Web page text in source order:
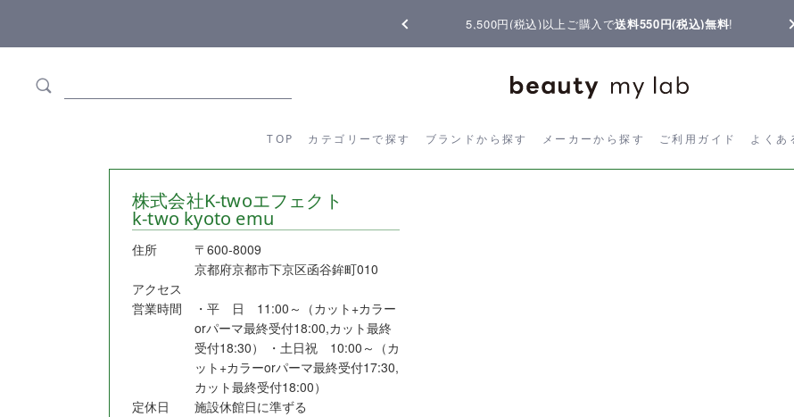
5,500円(税込)以上ご購入で送料550円(税込)無料!
TOP カテゴリーで探す ブランドから探す メーカーから探す ご利用ガイド よくあ
カテゴリーから探す ブランドから探す メーカーから探す ご利用ガイド
株式会社K-twoエフェクト
k-two kyoto emu
住所
〒600-8009
京都府京都市下京区函谷鉾町010
アクセス
営業時間
・平 日 11:00～（カット+カラー
orパーマ最終受付18:00,カット最終
受付18:30） ・土日祝 10:00～（カ
ット+カラーorパーマ最終受付17:30,
カット最終受付18:00）
定休日
施設休館日に準ずる